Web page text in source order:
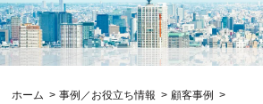
ホーム 事例／お役立ち情報
顧客事例